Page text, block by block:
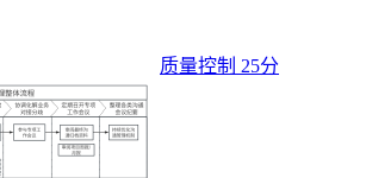
质量控制 25分